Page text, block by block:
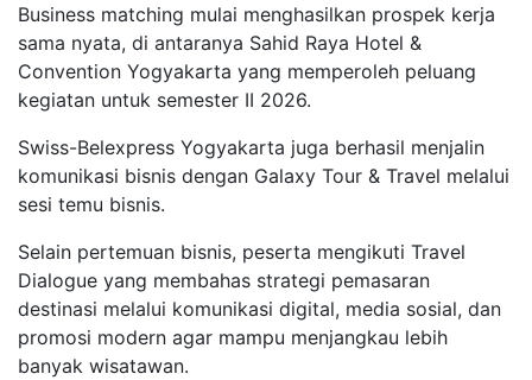
Business matching mulai menghasilkan prospek kerja
sama nyata, di antaranya Sahid Raya Hotel &
Convention Yogyakarta yang memperoleh peluang
kegiatan untuk semester II 2026.
Swiss-Belexpress Yogyakarta juga berhasil menjalin
komunikasi bisnis dengan Galaxy Tour & Travel melalui
sesi temu bisnis.
Selain pertemuan bisnis, peserta mengikuti Travel
Dialogue yang membahas strategi pemasaran
destinasi melalui komunikasi digital, media sosial, dan
promosi modern agar mampu menjangkau lebih
banyak wisatawan.